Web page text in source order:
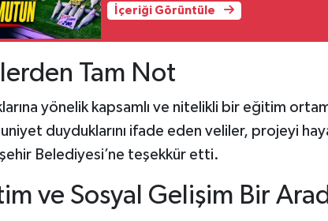
İçeriği Görüntüle
Tam Not
yönelik kapsamlı ve nitelikli bir eğitim
duyduklarını ifade eden veliler, projeyi
Belediyesi’ne teşekkür etti.
ve Sosyal Gelişim Bir